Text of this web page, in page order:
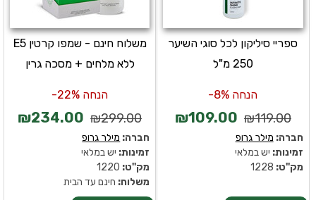
משלוח חינם - שמפו קרטין E5
ללא מלחים + מסכה גרין
הנחה 22%-
₪299.00
₪234.00
חברה: מילר גרופ
זמינות: יש במלאי
מק''ט:
משלוח: חינם עד הבית
ספריי סיליקון לכל סוגי השיער
250 מ"ל
הנחה 8%-
₪119.00
₪109.00
חברה: מילר גרופ
זמינות: יש במלאי
מק''ט: